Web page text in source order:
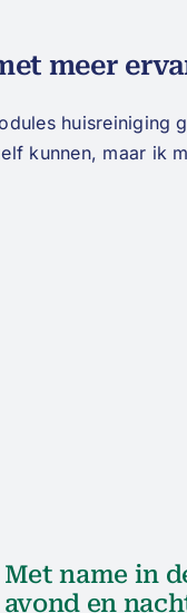
meer
huisreiniging
kunnen, maar ik
Met name in
avond en